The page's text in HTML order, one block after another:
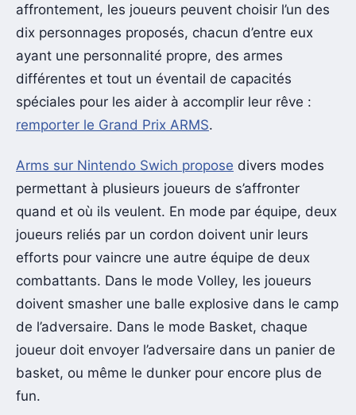
affrontement, les joueurs peuvent choisir l’un des
dix personnages proposés, chacun d’entre eux
ayant une personnalité propre, des armes
différentes et tout un éventail de capacités
spéciales pour les aider à accomplir leur rêve :
remporter le Grand Prix ARMS.
Arms sur Nintendo Swich propose divers modes
permettant à plusieurs joueurs de s’affronter
quand et où ils veulent. En mode par équipe, deux
joueurs reliés par un cordon doivent unir leurs
efforts pour vaincre une autre équipe de deux
combattants. Dans le mode Volley, les joueurs
doivent smasher une balle explosive dans le camp
de l’adversaire. Dans le mode Basket, chaque
joueur doit envoyer l’adversaire dans un panier de
basket, ou même le dunker pour encore plus de
fun.